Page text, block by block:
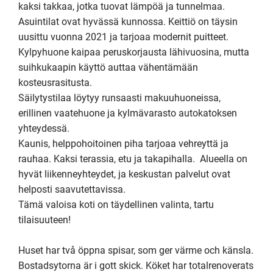
kaksi takkaa, jotka tuovat lämpöä ja tunnelmaa.
Asuintilat ovat hyvässä kunnossa. Keittiö on täysin
uusittu vuonna 2021 ja tarjoaa modernit puitteet.
Kylpyhuone kaipaa peruskorjausta lähivuosina, mutta
suihkukaapin käyttö auttaa vähentämään
kosteusrasitusta.
Säilytystilaa löytyy runsaasti makuuhuoneissa,
erillinen vaatehuone ja kylmävarasto autokatoksen
yhteydessä.
Kaunis, helppohoitoinen piha tarjoaa vehreyttä ja
rauhaa. Kaksi terassia, etu ja takapihalla.  Alueella on
hyvät liikenneyhteydet, ja keskustan palvelut ovat
helposti saavutettavissa.
Tämä valoisa koti on täydellinen valinta, tartu
tilaisuuteen!
Huset har två öppna spisar, som ger värme och känsla.
Bostadsytorna är i gott skick. Köket har totalrenoverats